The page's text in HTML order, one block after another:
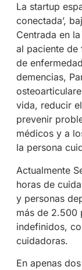
La startup
conectada’,
Centrada en
al paciente de
de
demencias,
vida, reducir
prevenir
médicos y a
la persona
Actualmente
horas de
y personas
más de 2.500
indefinidos,
cuidadoras.
En apenas